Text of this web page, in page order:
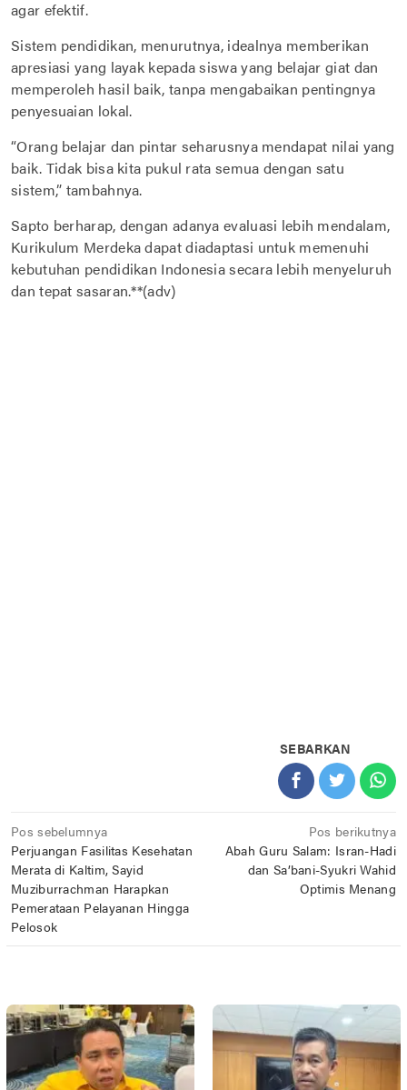
agar efektif.
Sistem pendidikan, menurutnya, idealnya memberikan
apresiasi yang layak kepada siswa yang belajar giat dan
memperoleh hasil baik, tanpa mengabaikan pentingnya
penyesuaian lokal.
“Orang belajar dan pintar seharusnya mendapat nilai yang
baik. Tidak bisa kita pukul rata semua dengan satu
sistem,” tambahnya.
Sapto berharap, dengan adanya evaluasi lebih mendalam,
Kurikulum Merdeka dapat diadaptasi untuk memenuhi
kebutuhan pendidikan Indonesia secara lebih menyeluruh
dan tepat sasaran.**(adv)
SEBARKAN
Navigasi
pos
Pos sebelumnya
Perjuangan Fasilitas Kesehatan
Merata di Kaltim, Sayid
Muziburrachman Harapkan
Pemerataan Pelayanan Hingga
Pelosok
Pos berikutnya
Abah Guru Salam: Isran-Hadi
dan Sa’bani-Syukri Wahid
Optimis Menang